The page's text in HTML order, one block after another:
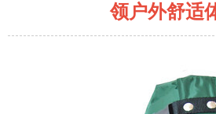
领户外舒适